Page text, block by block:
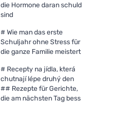
die Hormone daran schuld
sind
# Wie man das erste
Schuljahr ohne Stress für
die ganze Familie meistert
# Recepty na jídla, která
chutnají lépe druhý den
## Rezepte für Gerichte,
die am nächsten Tag bess